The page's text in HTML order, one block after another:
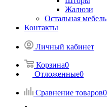
Жалюзи
Остальная мебель
Контакты
Личный кабинет
Корзина0
Отложенные0
Сравнение товаров0